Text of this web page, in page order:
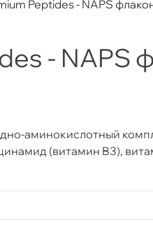
Peptides - NAPS
- NAPS
аминокислотный
(витамин B3),